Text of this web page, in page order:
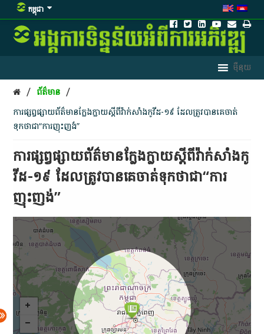
កម្ពុជា
/ ព័ត៌មាន /
​ការ​ផ្សព្វផ្សាយ​ព័ត៌មាន​ក្លែងក្លាយ​ស្តី​ពី​វ៉ាក់សាំង​កូ​វី​ដ​-១៩​ ដែល​ត្រូវ​បាន​គេ​ចាត់​
ទុក​ថា​ជា​“​ការ​ញុះញង់​”
​ការ​ផ្សព្វផ្សាយ​ព័ត៌មាន​ក្លែងក្លាយ​ស្តី​ពី​វ៉ាក់សាំង​កូ​
វី​ដ​-១៩​ ដែល​ត្រូវ​បាន​គេ​ចាត់​ទុក​ថា​ជា​“​ការ​
ញុះញង់​”